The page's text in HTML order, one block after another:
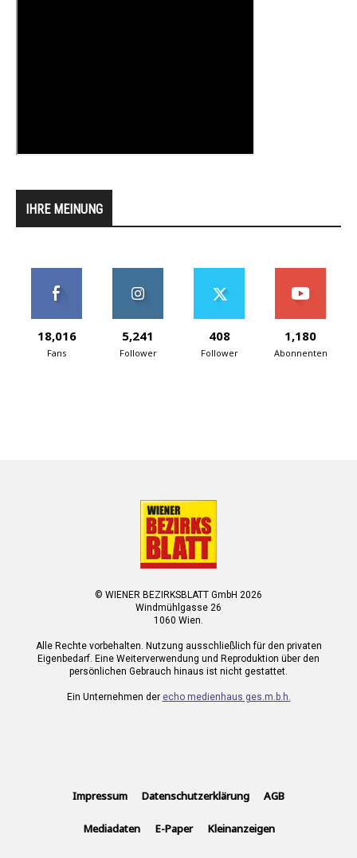
IHRE MEINUNG
18,016
Fans
5,241
Follower
408
Follower
1,180
Abonnenten
© WIENER BEZIRKSBLATT GmbH 2026
Windmühlgasse 26
1060 Wien.
Alle Rechte vorbehalten. Nutzung ausschließlich für den privaten
Eigenbedarf. Eine Weiterverwendung und Reproduktion über den
persönlichen Gebrauch hinaus ist nicht gestattet.
Ein Unternehmen der echo medienhaus ges.m.b.h.
Impressum Datenschutzerklärung AGB
Mediadaten E-Paper Kleinanzeigen